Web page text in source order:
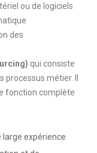
ou de logiciels
des
qui consiste
processus métier. Il
fonction complète
large expérience